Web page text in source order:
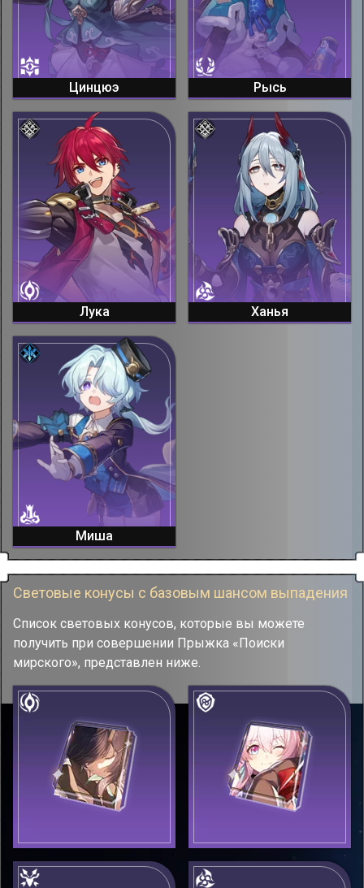
Цинцюэ Рысь
Лука Ханья
Миша
Световые конусы с базовым шансом выпадения
Список световых конусов, которые вы можете
получить при совершении Прыжка «Поиски
мирского», представлен ниже.